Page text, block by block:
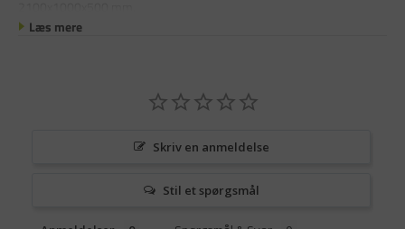
Læs mere
Skriv en anmeldelse
Stil et spørgsmål